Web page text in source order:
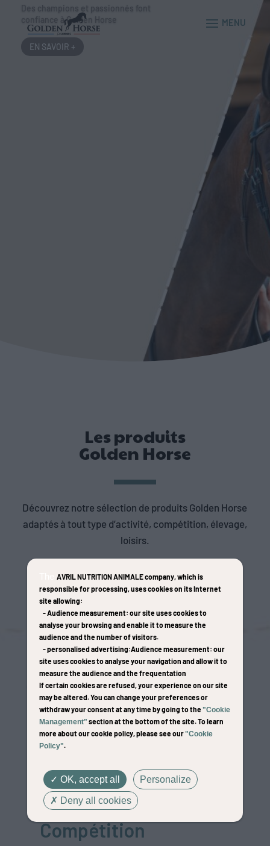
Des champions et passionnés font
confiance à Golden Horse
EN SAVOIR +
Les produits
Golden Horse
Découvrez notre sélection de produits Golden Horse
adaptés à tout type d’activité, compétition, élevage,
loisirs.
Perfo
rm
Plus
Compétition
Repr
o Plus
Élevage
AVRIL NUTRITION ANIMALE company, which is
responsible for processing, uses cookies on its Internet
site allowing:
-Audience measurement: our site uses cookies to
analyse your browsing and enable it to measure the
audience and the number of visitors.
-personalised advertising:Audience measurement: our
site uses cookies to analyse your navigation and allow it to
measure the audience and the frequentation
If certain cookies are refused, your experience on our site
may be altered. You can change your preferences or
withdraw your consent at any time by going to the "Cookie
Management" section at the bottom of the site. To learn
more about our cookie policy, please see our"Cookie
Policy".
OK, accept all Personalize
Deny all cookies